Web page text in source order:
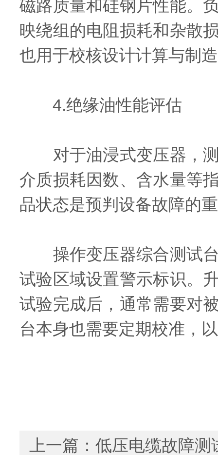
磁路质量和硅钢片性能。
映绕组的电阻损耗和杂散
也用于校核设计计算与制
4.绝缘油性能评估
对于油浸式变压器，测
介质损耗因数、含水量等
品状态是预判设备故障的
操作变压器综合测试台
试验区域设置警示标识。
试验完成后，通常需要对
台本身也需要定期校准，
上一篇： 低压电缆故障测